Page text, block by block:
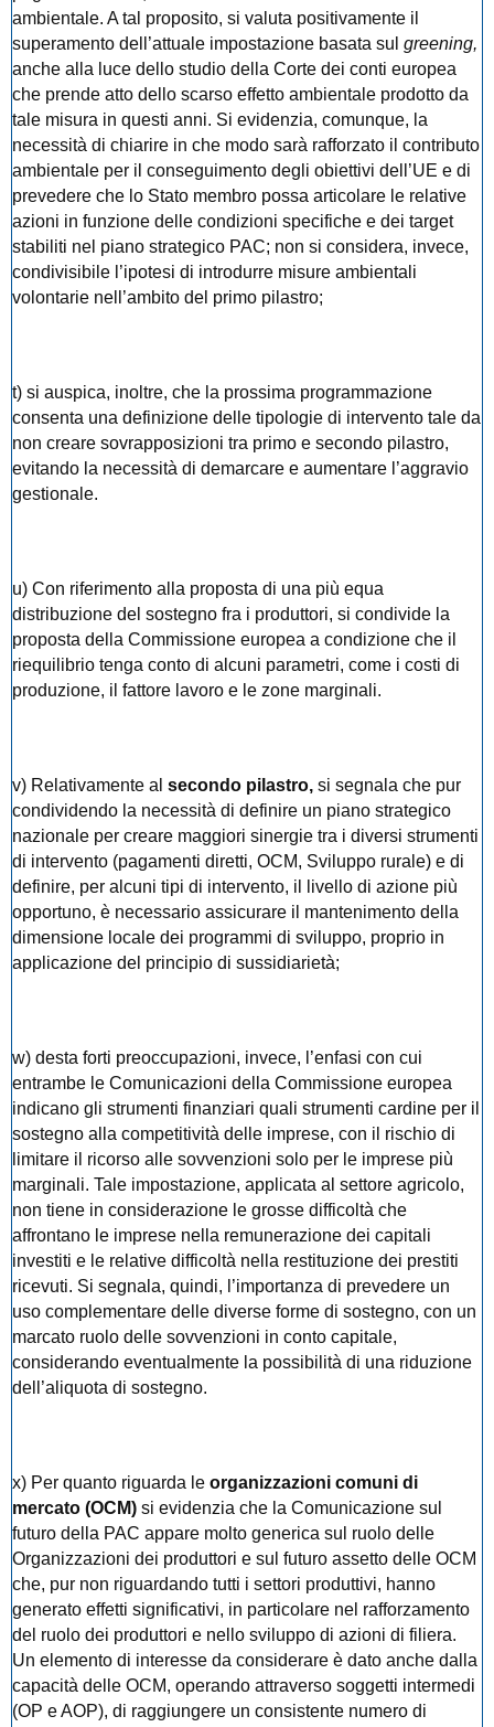
ambientale. A tal proposito, si valuta positivamente il
superamento dell’attuale impostazione basata sul greening,
anche alla luce dello studio della Corte dei conti europea
che prende atto dello scarso effetto ambientale prodotto da
tale misura in questi anni. Si evidenzia, comunque, la
necessità di chiarire in che modo sarà rafforzato il contributo
ambientale per il conseguimento degli obiettivi dell’UE e di
prevedere che lo Stato membro possa articolare le relative
azioni in funzione delle condizioni specifiche e dei target
stabiliti nel piano strategico PAC; non si considera, invece,
condivisibile l’ipotesi di introdurre misure ambientali
volontarie nell’ambito del primo pilastro;
t) si auspica, inoltre, che la prossima programmazione
consenta una definizione delle tipologie di intervento tale da
non creare sovrapposizioni tra primo e secondo pilastro,
evitando la necessità di demarcare e aumentare l’aggravio
gestionale.
u) Con riferimento alla proposta di una più equa
distribuzione del sostegno fra i produttori, si condivide la
proposta della Commissione europea a condizione che il
riequilibrio tenga conto di alcuni parametri, come i costi di
produzione, il fattore lavoro e le zone marginali.
v) Relativamente al secondo pilastro, si segnala che pur
condividendo la necessità di definire un piano strategico
nazionale per creare maggiori sinergie tra i diversi strumenti
di intervento (pagamenti diretti, OCM, Sviluppo rurale) e di
definire, per alcuni tipi di intervento, il livello di azione più
opportuno, è necessario assicurare il mantenimento della
dimensione locale dei programmi di sviluppo, proprio in
applicazione del principio di sussidiarietà;
w) desta forti preoccupazioni, invece, l’enfasi con cui
entrambe le Comunicazioni della Commissione europea
indicano gli strumenti finanziari quali strumenti cardine per il
sostegno alla competitività delle imprese, con il rischio di
limitare il ricorso alle sovvenzioni solo per le imprese più
marginali. Tale impostazione, applicata al settore agricolo,
non tiene in considerazione le grosse difficoltà che
affrontano le imprese nella remunerazione dei capitali
investiti e le relative difficoltà nella restituzione dei prestiti
ricevuti. Si segnala, quindi, l’importanza di prevedere un
uso complementare delle diverse forme di sostegno, con un
marcato ruolo delle sovvenzioni in conto capitale,
considerando eventualmente la possibilità di una riduzione
dell’aliquota di sostegno.
x) Per quanto riguarda le organizzazioni comuni di
mercato (OCM) si evidenzia che la Comunicazione sul
futuro della PAC appare molto generica sul ruolo delle
Organizzazioni dei produttori e sul futuro assetto delle OCM
che, pur non riguardando tutti i settori produttivi, hanno
generato effetti significativi, in particolare nel rafforzamento
del ruolo dei produttori e nello sviluppo di azioni di filiera.
Un elemento di interesse da considerare è dato anche dalla
capacità delle OCM, operando attraverso soggetti intermedi
(OP e AOP), di raggiungere un consistente numero di